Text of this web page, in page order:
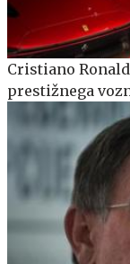
Cristiano
prestižnega